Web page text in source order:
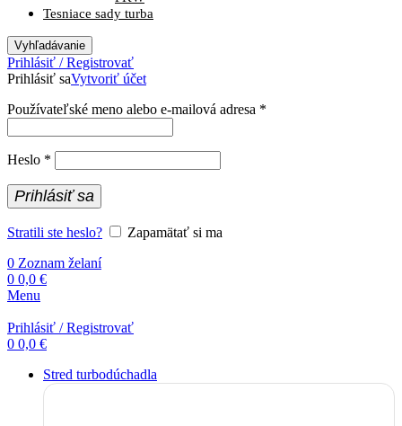
Tesniace sady turba
Vyhľadávanie
Prihlásiť / Registrovať
Prihlásiť saVytvoriť účet
Používateľské meno alebo e-mailová adresa *
Heslo *
Prihlásiť sa
Stratili ste heslo?
Zapamätať si ma
0 Zoznam želaní
0 0,0 €
Menu
Prihlásiť / Registrovať
0 0,0 €
Stred turbodúchadla